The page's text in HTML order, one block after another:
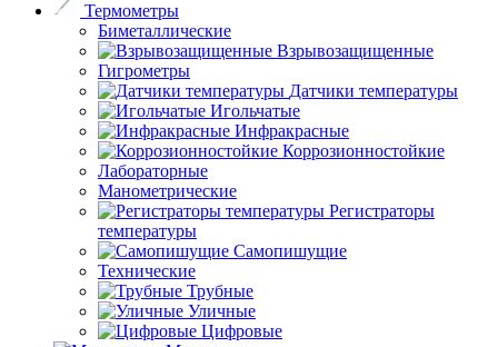
Термометры
Биметаллические
Взрывозащищенные
Гигрометры
Датчики температуры
Игольчатые
Инфракрасные
Коррозионностойкие
Лабораторные
Манометрические
Регистраторы
температуры
Самопишущие
Технические
Трубные
Уличные
Цифровые